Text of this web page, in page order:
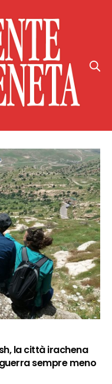
la città irachena
sempre meno